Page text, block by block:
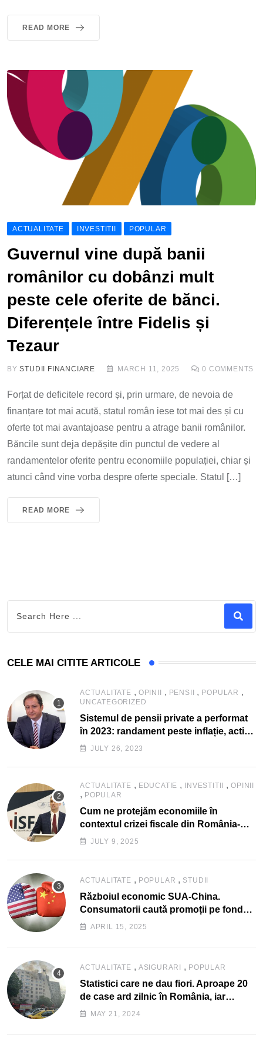
READ MORE
ACTUALITATE INVESTITII POPULAR
Guvernul vine după banii
românilor cu dobânzi mult
peste cele oferite de bănci.
Diferențele între Fidelis și
Tezaur
BYSTUDII FINANCIARE MARCH 11, 2025 0 COMMENTS
Forțat de deficitele record și, prin urmare, de nevoia de
finanțare tot mai acută, statul român iese tot mai des și cu
oferte tot mai avantajoase pentru a atrage banii românilor.
Băncile sunt deja depășite din punctul de vedere al
randamentelor oferite pentru economiile populației, chiar și
atunci când vine vorba despre oferte speciale. Statul […]
READ MORE
CELE MAI CITITE ARTICOLE
ACTUALITATE , OPINII , PENSII , POPULAR ,
UNCATEGORIZED
Sistemul de pensii private a performat
în 2023: randament peste inflație, active
și plăți la maxim istoric, rol esențial în
la crize
JULY 26, 2023
ACTUALITATE , EDUCATIE , INVESTITII ,OPINII
, POPULAR
Cum ne protejăm economiile în
contextul crizei fiscale din România-
Valentin Ionescu, președinte Institutul
JULY 9, 2025
ACTUALITATE , POPULAR , STUDII
Războiul economic SUA-China.
Consumatorii caută promoții pe fondul
scumpirilor, mai ales la alimente
APRIL 15, 2025
ACTUALITATE , ASIGURARI , POPULAR
Statistici care ne dau fiori. Aproape 20
de case ard zilnic în România, iar
pagubele au explodat. Cum te poți
MAY 21, 2024